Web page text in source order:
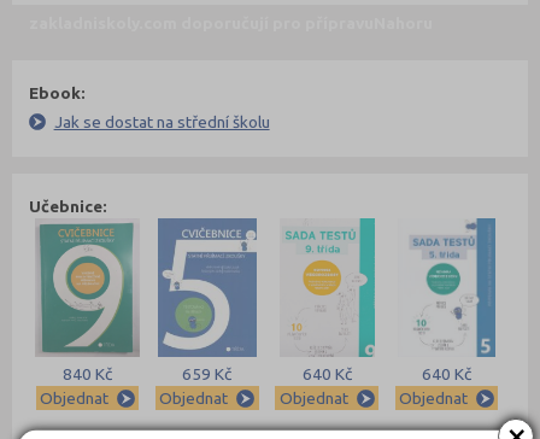
Ebook:
Jak se dostat na střední školu
Učebnice:
840 Kč
Objednat
659 Kč
Objednat
640 Kč
Objednat
640 Kč
Objednat